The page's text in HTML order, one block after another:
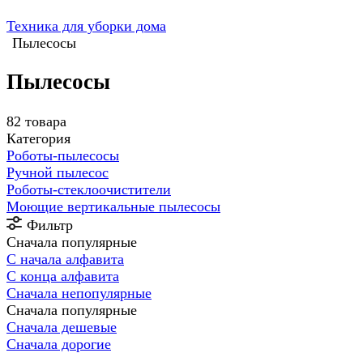
Техника для уборки дома
Пылесосы
Пылесосы
82 товара
Категория
Роботы-пылесосы
Ручной пылесос
Роботы-стеклоочистители
Моющие вертикальные пылесосы
Фильтр
Сначала популярные
С начала алфавита
С конца алфавита
Сначала непопулярные
Сначала популярные
Сначала дешевые
Сначала дорогие